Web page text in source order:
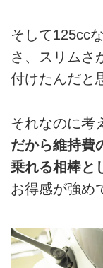
そして125cc
さ、スリムさ
付けたんだと
それなのに考
だから維持費
乗れる相棒と
お得感が強め